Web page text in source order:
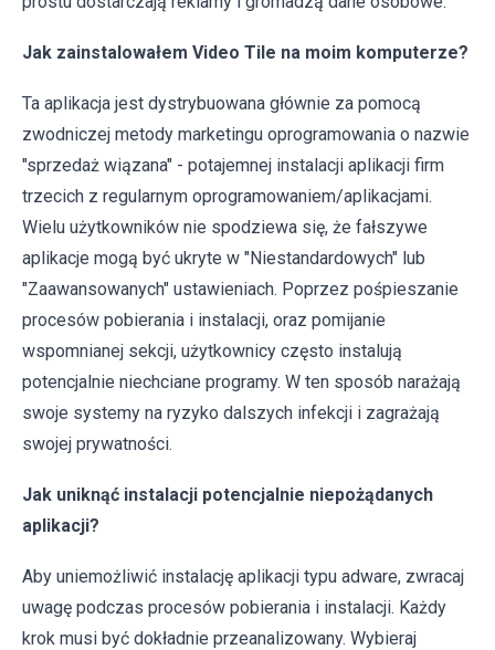
Jak zainstalowałem Video Tile na moim komputerze?
Ta aplikacja jest dystrybuowana głównie za pomocą
zwodniczej metody marketingu oprogramowania o nazwie
"sprzedaż wiązana" - potajemnej instalacji aplikacji firm
trzecich z regularnym oprogramowaniem/aplikacjami.
Wielu użytkowników nie spodziewa się, że fałszywe
aplikacje mogą być ukryte w "Niestandardowych" lub
"Zaawansowanych" ustawieniach. Poprzez pośpieszanie
procesów pobierania i instalacji, oraz pomijanie
wspomnianej sekcji, użytkownicy często instalują
potencjalnie niechciane programy. W ten sposób narażają
swoje systemy na ryzyko dalszych infekcji i zagrażają
swojej prywatności.
Jak uniknąć instalacji potencjalnie niepożądanych
aplikacji?
Aby uniemożliwić instalację aplikacji typu adware, zwracaj
uwagę podczas procesów pobierania i instalacji. Każdy
krok musi być dokładnie przeanalizowany. Wybieraj